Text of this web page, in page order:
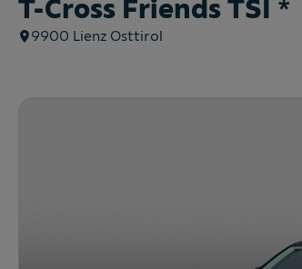
T-Cross Friends TSI *
9900 Lienz Osttirol